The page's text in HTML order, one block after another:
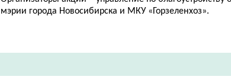
мэрии города Новосибирска и МКУ «Горзеленхоз».